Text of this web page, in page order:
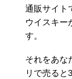
通販サイト
ウイスキー
す。
それをあな
リで売ると